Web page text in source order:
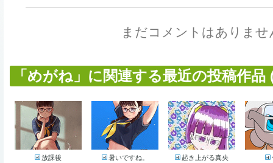
まだコメントはありませ
「めがね」に関連する最近の投稿作品
放課後 暑いですね。 起き上がる真央